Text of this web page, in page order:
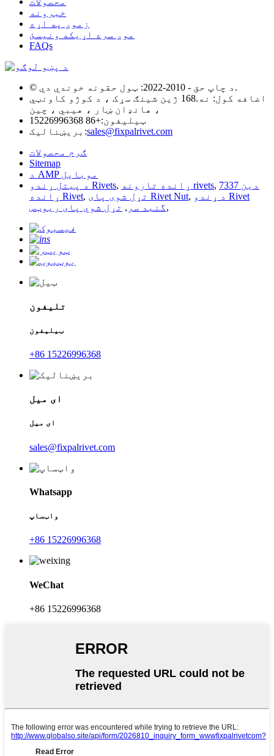
خبرونه
زموږ په اړه
موږ سره اړیکه ونیسئ
FAQs
© د چاپ حق - 2010-2022: ټول حقونه خوندي دي.
اضافه کول: نه.168 ژین شینګ سړک ، د کوژو کاونټي
، هانډان ښار ، هیبي ، چین
ټیلیفون:+86 15226996368
بریښنالیک:sales@fixpalrivet.com
ګرم محصولات
Sitemap
د AMP موبایل
د پیتل ړندو Rivets, ړانده تارونه rivets, دین 7337
ړانده Rivet, تړل شوی پای Rivet Nut, د ړندو Rivet
گنبد سر , تړل شوي پای ریوټس ,
تلیفون
ټیلیفون
+86 15226996368
ای میل
ای میل
sales@fixpalrivet.com
Whatsapp
واټساپ
+86 15226996368
WeChat
+86 15226996368